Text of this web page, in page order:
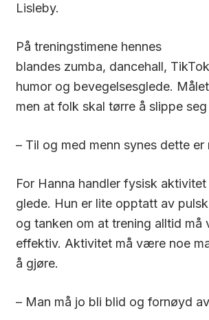
Lisleby.
På treningstimene hennes
blandes zumba, dancehall,
humor og bevegelsesglede.
men at folk skal tørre å slippe
– Til og med menn synes dette er
For Hanna handler fysisk
glede. Hun er lite opptatt av
og tanken om at trening alltid må
effektiv. Aktivitet må være noe
å gjøre.
– Man må jo bli blid og fornøyd